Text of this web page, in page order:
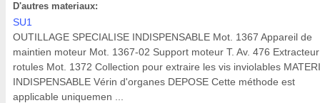
D'autres materiaux:
SU1
OUTILLAGE SPECIALISE INDISPENSABLE Mot. 1367 Appareil de
maintien moteur Mot. 1367-02 Support moteur T. Av. 476
rotules Mot. 1372 Collection pour extraire les vis inviolables
INDISPENSABLE Vérin d'organes DEPOSE Cette méthode est
applicable uniquemen ...